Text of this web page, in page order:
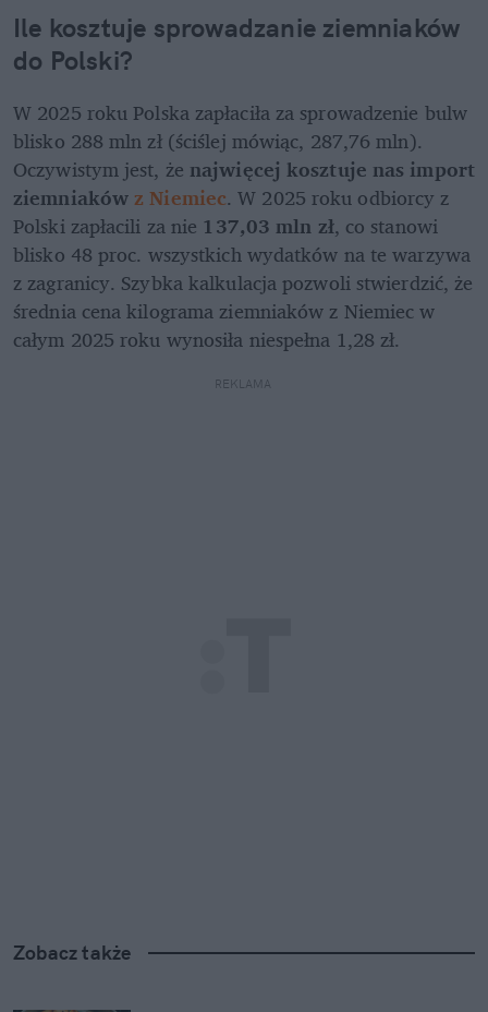
Ile kosztuje sprowadzanie ziemniaków
do Polski?
W 2025 roku Polska zapłaciła za sprowadzenie bulw
blisko 288 mln zł (ściślej mówiąc, 287,76 mln).
Oczywistym jest, że najwięcej kosztuje nas import
ziemniaków z Niemiec. W 2025 roku odbiorcy z
Polski zapłacili za nie 137,03 mln zł, co stanowi
blisko 48 proc. wszystkich wydatków na te warzywa
z zagranicy. Szybka kalkulacja pozwoli stwierdzić, że
średnia cena kilograma ziemniaków z Niemiec w
całym 2025 roku wynosiła niespełna 1,28 zł.
REKLAMA
Zobacz także